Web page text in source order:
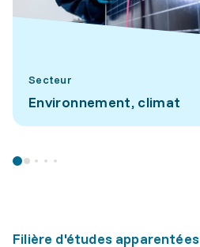
Secteur
Environnement, climat
Filière d'études apparentées